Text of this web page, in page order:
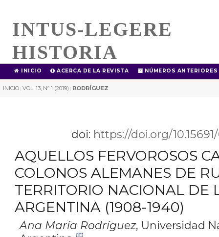
INTUS-LEGERE
HISTORIA
INICIO ACERCA DE LA REVISTA NÚMEROS ANTERIORES
INICIO | VOL. 13, Nº 1 (2019) | RODRÍGUEZ
doi: https://doi.org/
AQUELLOS FERVOROSOS
COLONOS ALEMANES DE
TERRITORIO NACIONAL DE
ARGENTINA (1908-1940)
Ana María Rodríguez, Universidad